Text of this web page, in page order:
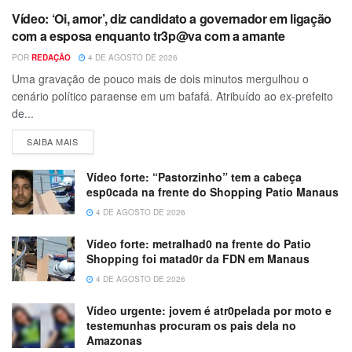
Vídeo: ‘Oi, amor’, diz candidato a governador em ligação
com a esposa enquanto tr3p@va com a amante
POR REDAÇÃO 4 DE AGOSTO DE 2026
Uma gravação de pouco mais de dois minutos mergulhou o
cenário político paraense em um bafafá. Atribuído ao ex-prefeito
de...
SAIBA MAIS
Vídeo forte: “Pastorzinho” tem a cabeça
esp0cada na frente do Shopping Patio Manaus
4 DE AGOSTO DE 2026
Vídeo forte: metralhad0 na frente do Patio
Shopping foi matad0r da FDN em Manaus
4 DE AGOSTO DE 2026
Vídeo urgente: jovem é atr0pelada por moto e
testemunhas procuram os pais dela no
Amazonas